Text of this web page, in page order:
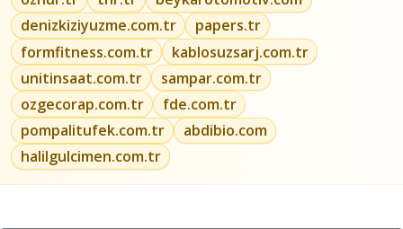
denizkiziyuzme.com.tr
papers.tr
formfitness.com.tr
kablosuzsarj.com.tr
unitinsaat.com.tr
sampar.com.tr
ozgecorap.com.tr
fde.com.tr
pompalitufek.com.tr
abdibio.com
halilgulcimen.com.tr